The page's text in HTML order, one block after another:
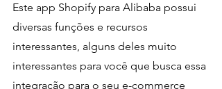
Este app Shopify para Alibaba possui
diversas funções e recursos
interessantes, alguns deles muito
interessantes para você que busca essa
integração para o seu e-commerce